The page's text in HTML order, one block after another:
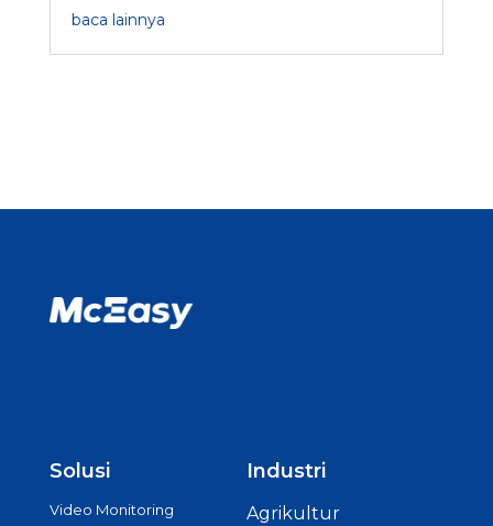
baca lainnya
Solusi
Video Monitoring
Industri
Agrikultur